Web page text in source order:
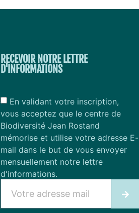
RECEVOIR NOTRE LETTRE
D'INFORMATIONS
En validant votre inscription,
vous acceptez que le centre de
Biodiversité Jean Rostand
mémorise et utilise votre adresse E-
mail dans le but de vous envoyer
mensuellement notre lettre
d'informations.